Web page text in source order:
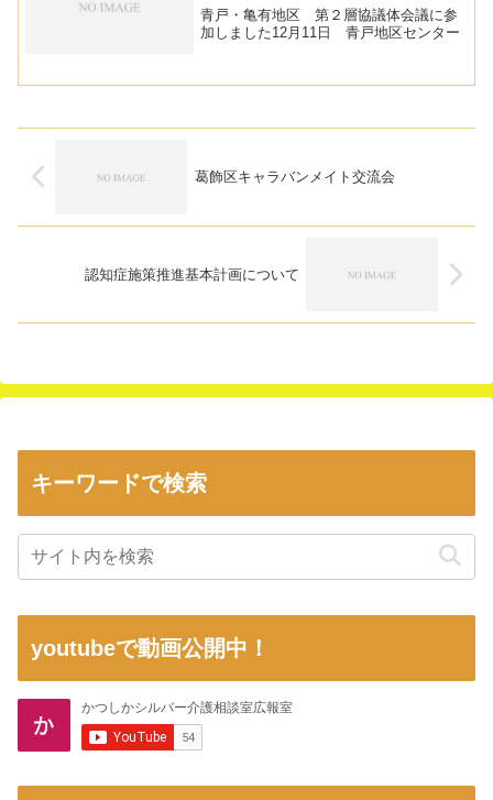
青戸・亀有地区 第２層協議体会議に参
加しました12月11日 青戸地区センター
葛飾区キャラバンメイト交流会
認知症施策推進基本計画について
キーワードで検索
youtubeで動画公開中！